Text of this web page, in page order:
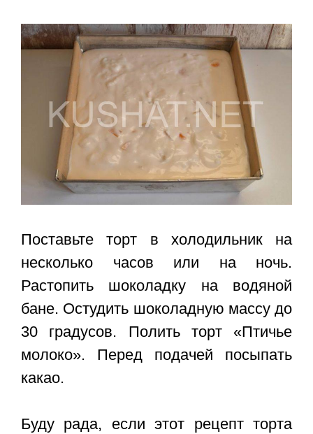
Поставьте торт в холодильник на
несколько часов или на ночь.
Растопить шоколадку на водяной
бане. Остудить шоколадную массу до
30 градусов. Полить торт «Птичье
молоко». Перед подачей посыпать
какао.
Буду рада, если этот рецепт торта